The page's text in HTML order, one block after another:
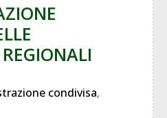
condivisa